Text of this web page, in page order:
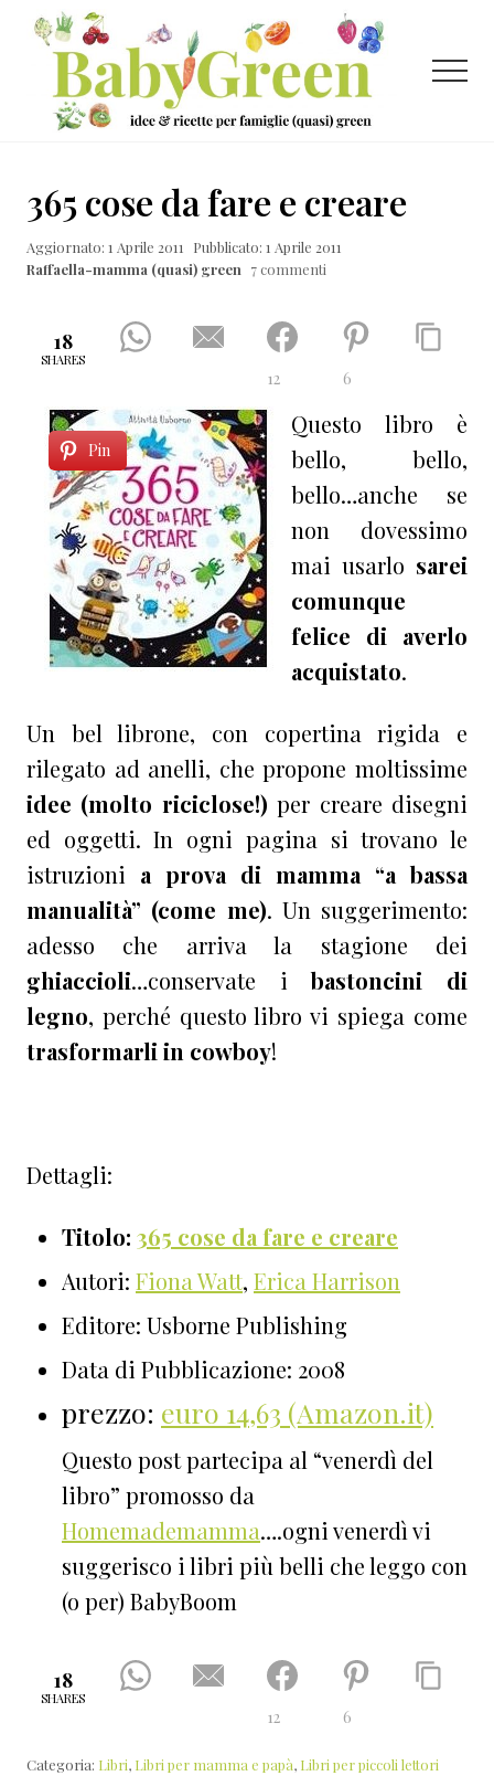
Menu
Passa
contenuto
principale
Passa
laterale
primaria
Passa
ricette
per
(quasi)
green
Menu
365 cose da fare e creare
Aggiornato: 1 Aprile 2011
Pubblicato: 1 Aprile 2011
Raffaella-mamma (quasi) green 7 commenti
18
SHARES
12 6
Pin
Questo libro è
bello, bello,
bello…anche se
non dovessimo
mai usarlo sarei
comunque
felice di averlo
acquistato.
Un bel librone, con copertina rigida e
rilegato ad anelli, che propone moltissime
idee (molto riciclose!) per creare disegni
ed oggetti. In ogni pagina si trovano le
istruzioni a prova di mamma “a bassa
manualità” (come me). Un suggerimento:
adesso che arriva la stagione dei
ghiaccioli…conservate ibastoncini di
legno, perché questo libro vi spiega come
trasformarli in cowboy!
Dettagli:
Titolo: 365 cose da fare e creare
Autori: Fiona Watt, Erica Harrison
Editore: Usborne Publishing
Data di Pubblicazione: 2008
prezzo: euro 14,63 (Amazon.it)
Questo post partecipa al “venerdì del
libro” promosso da
Homemademamma….ogni venerdì vi
suggerisco i libri più belli che leggo con
(o per) BabyBoom
18
SHARES
12 6
Categoria: Libri, Libri per mamma e papà, Libri per piccoli lettori